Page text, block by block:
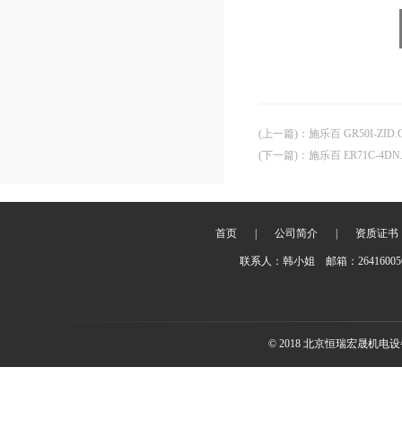
(上一篇) ： 施乐百 GR50I-
(下一篇) ： 施乐百 ER71C-
首页 公司简介 资质证书
联系人：韩小姐 邮箱：
© 2018 北京恒瑞宏晟机电